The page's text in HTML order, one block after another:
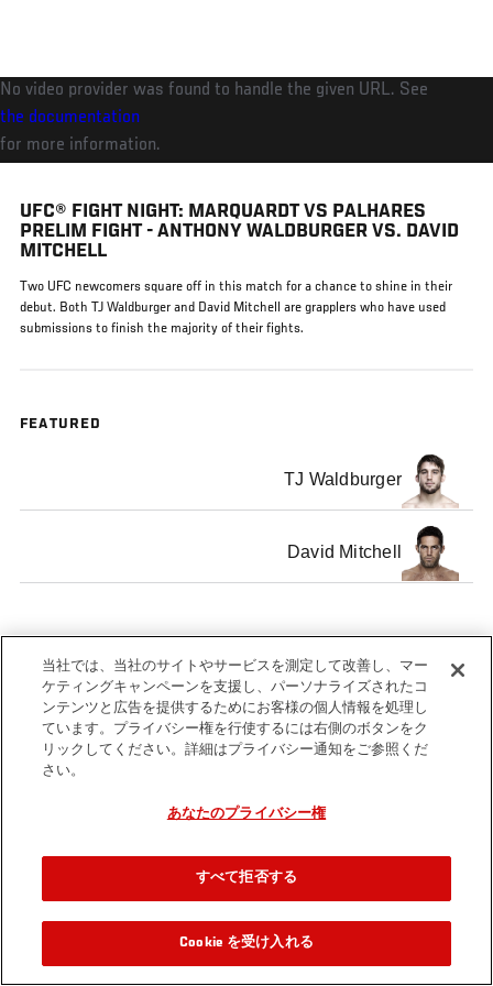
ン
コ
ン
テ
ツ
に
動
No video provider was found to handle the given URL. See
the documentation
for more information.
UFC® FIGHT NIGHT: MARQUARDT VS PALHARES
PRELIM FIGHT - ANTHONY WALDBURGER VS. DAVID
MITCHELL
Two UFC newcomers square off in this match for a chance to shine in their
debut. Both TJ Waldburger and David Mitchell are grapplers who have used
submissions to finish the majority of their fights.
FEATURED
TJ Waldburger
David Mitchell
Tags welterweight
当社では、当社のサイトやサービスを測定して改善し、マー
ケティングキャンペーンを支援し、パーソナライズされたコ
ンテンツと広告を提供するためにお客様の個人情報を処理し
ています。プライバシー権を行使するには右側のボタンをク
リックしてください。詳細はプライバシー通知をご参照くだ
さい。
あなたのプライバシー権
すべて拒否する
Cookie を受け入れる